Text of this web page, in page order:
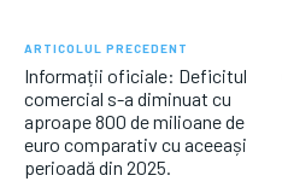
ARTICOLUL PRECEDENT
Informații oficiale: Deficitul
comercial s-a diminuat cu
aproape 800 de milioane de
euro comparativ cu aceeași
perioadă din 2025.